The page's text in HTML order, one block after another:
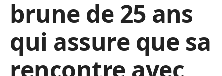
brune de 25 ans
qui assure que sa
rencontre avec